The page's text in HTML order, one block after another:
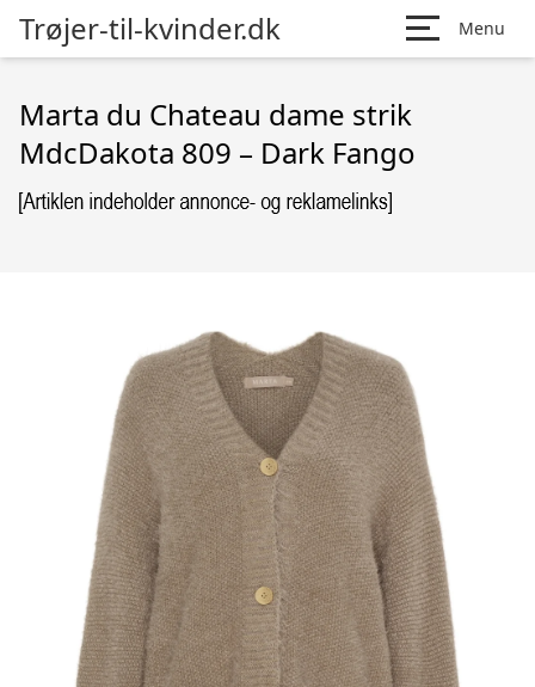
Trøjer-til-kvinder.dk Menu
Marta du Chateau dame strik
MdcDakota 809 – Dark Fango